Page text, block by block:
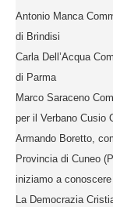
Antonio Manca
di Brindisi
Carla Dell’Acqua
di Parma
Marco Saraceno
per il Verbano Cusio
Armando Boretto,
Provincia di Cuneo
iniziamo a
La Democrazia